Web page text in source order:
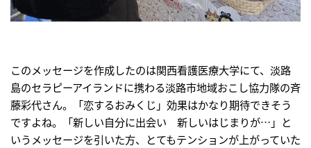
このメッセージを作成したのは関西看護医療大学にて、淡路
島のセラピーアイランドに携わる淡路市地域おこし協力隊の斉
藤彩代さん。「恋するおみくじ」効果はかなり期待できそう
ですよね。「新しい自分に出会い 新しいはじまりが…」と
いうメッセージを引いた方、とてもテンションが上がっていた